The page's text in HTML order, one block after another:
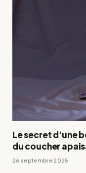
Le secret d’une
du coucher
26 septembre 2025